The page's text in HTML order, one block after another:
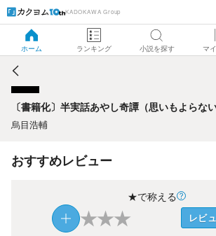
KADOKAWA Group
ホーム ランキング 小説を探す マ
〔書籍化〕半実話あやし奇譚（思いもよ
〔書籍化〕半実話あやし奇譚（思いもよらな
烏目浩輔
おすすめレビュー
★で称える
★★★ レビ